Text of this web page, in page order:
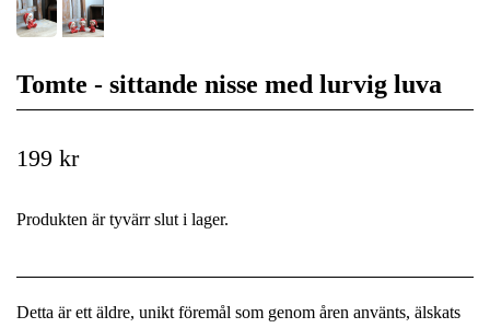
Tomte - sittande nisse med lurvig luva
199 kr
Produkten är tyvärr slut i lager.
Detta är ett äldre, unikt föremål som genom åren använts, älskats